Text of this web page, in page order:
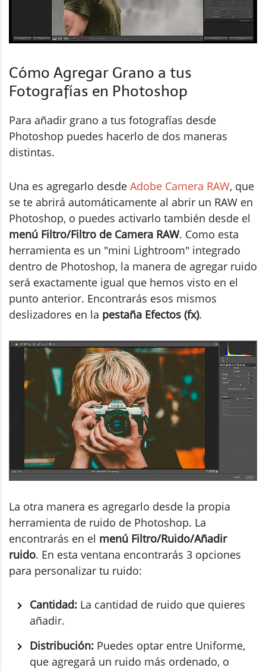
Cómo Agregar Grano a tus
Fotografías en Photoshop
Para añadir grano a tus fotografías desde
Photoshop puedes hacerlo de dos maneras
distintas.
Una es agregarlo desde Adobe Camera RAW, que
se te abrirá automáticamente al abrir un RAW en
Photoshop, o puedes activarlo también desde el
menú Filtro/Filtro de Camera RAW. Como esta
herramienta es un "mini Lightroom" integrado
dentro de Photoshop, la manera de agregar ruido
será exactamente igual que hemos visto en el
punto anterior. Encontrarás esos mismos
deslizadores en la pestaña Efectos (fx).
La otra manera es agregarlo desde la propia
herramienta de ruido de Photoshop. La
encontrarás en el menú Filtro/Ruido/Añadir
ruido. En esta ventana encontrarás 3 opciones
para personalizar tu ruido:
Cantidad: La cantidad de ruido que quieres
añadir.
Distribución: Puedes optar entre Uniforme,
que agregará un ruido más ordenado, o